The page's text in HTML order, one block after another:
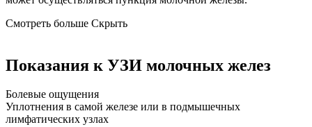
Смотреть больше Скрыть
Показания к УЗИ молочных желез
Болевые ощущения
Уплотнения в самой железе или в подмышечных
лимфатических узлах